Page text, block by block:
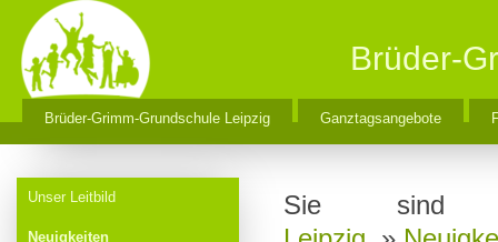
Brüder-
Brüder-Grimm-Grundschule Leipzig Ganztagsangebote
Unser Leitbild
Neuigkeiten
Sie